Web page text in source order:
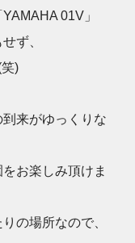
01V」
ず、
)
来がゆっくりな
お楽しみ頂けま
の場所なので、